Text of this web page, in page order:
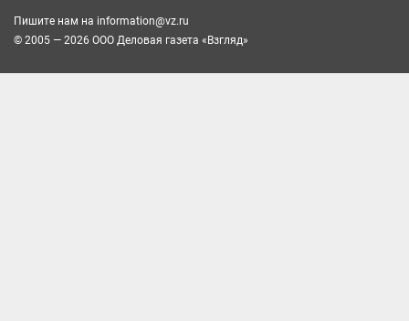
Пишите нам на information@vz.ru
© 2005 — 2026 ООО Деловая газета «Взгляд»